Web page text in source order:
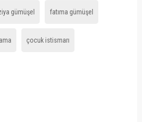
gümüşel fatıma gümüşel
çocuk istismarı